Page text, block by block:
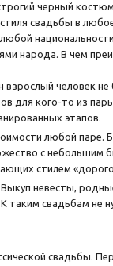
черный
стиля свадьбы в
любой
народа. В чем
человек не
для кого-то из
этапов.
любой паре.
с небольшим
стилем
невесты,
таким свадьбам не
свадьбы.